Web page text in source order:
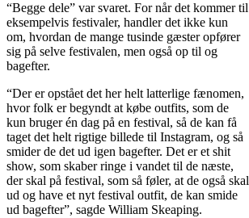
“Begge dele” var svaret. For når det kommer til
eksempelvis festivaler, handler det ikke kun
om, hvordan de mange tusinde gæster opfører
sig på selve festivalen, men også op til og
bagefter.
“Der er opstået det her helt latterlige fænomen,
hvor folk er begyndt at købe outfits, som de
kun bruger én dag på en festival, så de kan få
taget det helt rigtige billede til Instagram, og så
smider de det ud igen bagefter. Det er et shit
show, som skaber ringe i vandet til de næste,
der skal på festival, som så føler, at de også skal
ud og have et nyt festival outfit, de kan smide
ud bagefter”, sagde William Skeaping.